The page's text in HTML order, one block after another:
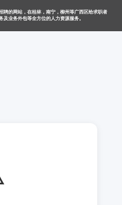
聘的网站，在桂林，南宁，柳州等广西区给求职者
业务外包等全方位的人力资源服务。